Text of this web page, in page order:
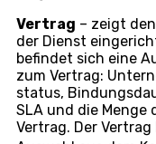
Ihrem Betrieb und
an, die nach
automatisch in
Dauer– geben Sie
Betrieb und dem
nach Auswahl des
automatisch in